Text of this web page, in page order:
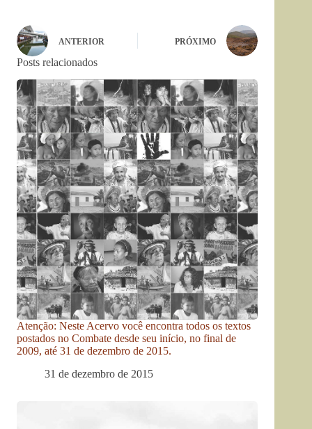
ANTERIOR PRÓXIMO
Posts relacionados
Atenção: Neste Acervo você encontra todos os textos
postados no Combate desde seu início, no final de
2009, até 31 de dezembro de 2015.
31 de dezembro de 2015